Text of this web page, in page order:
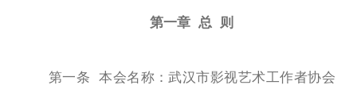
第一章 总 则
第一条 本会名称：武汉市影视艺术工作者协会